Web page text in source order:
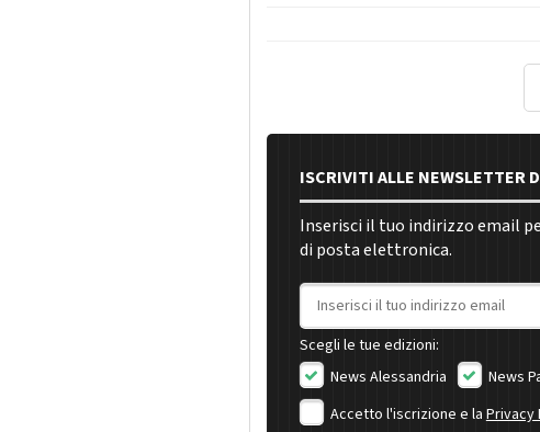
ISCRIVITI ALLE NEWSLETTER
Inserisci il tuo indirizzo email
di posta elettronica.
Indirizzo email
Scegli le tue edizioni:
News Alessandria
News
Accetto l'iscrizione e laPrivacy